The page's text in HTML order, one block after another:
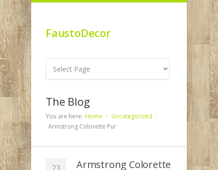
FaustoDecor
The Blog
You are here: Home
Uncategorized
Armstrong Colorette Pur
Armstrong Colorette